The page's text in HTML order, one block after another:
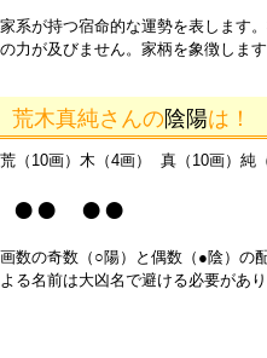
家系が持つ宿命的な運勢を表します
の力が及びません。家柄を象徴します
荒木真純さんの陰陽は！
荒（10画）木（4画） 真（10画）純（
●● ●●
画数の奇数（○陽）と偶数（●陰）の
よる名前は大凶名で避ける必要があ